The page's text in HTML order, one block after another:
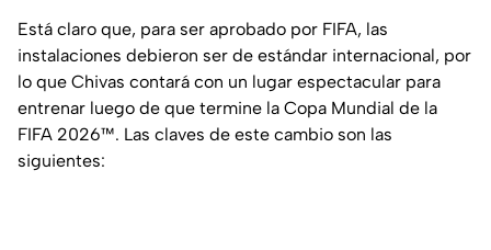
Está claro que, para ser aprobado por FIFA, las
instalaciones debieron ser de estándar internacional, por
lo que Chivas contará con un lugar espectacular para
entrenar luego de que termine la Copa Mundial de la
FIFA 2026™. Las claves de este cambio son las
siguientes: